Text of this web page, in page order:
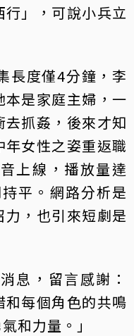
」，可說小兵立
長度僅4分鐘，李
是家庭主婦，一
抓姦，後來才知
女性之姿重返職
上線，播放量達
平。網路分析是
力，也引來短劇是
息，留言感謝：
和每個角色的共鳴
和力量。」